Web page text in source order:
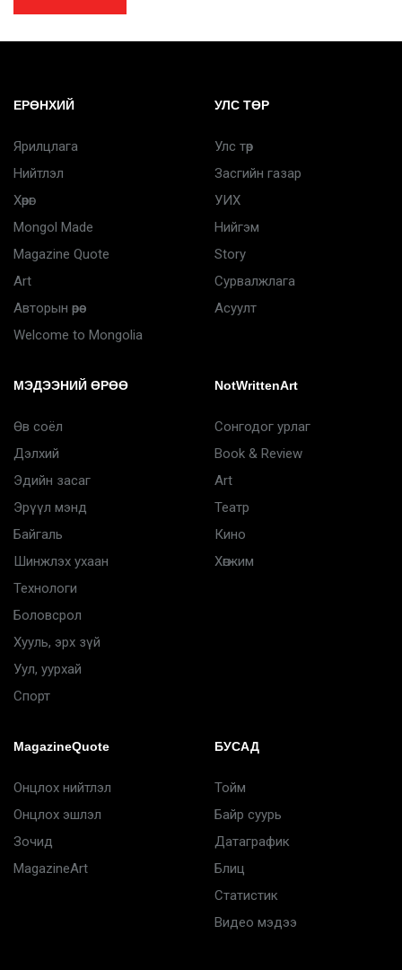
ЕРӨНХИЙ
Ярилцлага
Нийтлэл
Хөрөг
Mongol Made
Magazine Quote
Art
Авторын өрөө
Welcome to Mongolia
УЛС ТӨР
Улс төр
Засгийн газар
УИХ
Нийгэм
Story
Сурвалжлага
Асуулт
МЭДЭЭНИЙ ӨРӨӨ
Өв соёл
Дэлхий
Эдийн засаг
Эрүүл мэнд
Байгаль
Шинжлэх ухаан
Технологи
Боловсрол
Хууль, эрх зүй
Уул, уурхай
Спорт
NotWrittenArt
Сонгодог урлаг
Book & Review
Art
Театр
Кино
Хөгжим
MagazineQuote
Онцлох нийтлэл
Онцлох эшлэл
Зочид
MagazineArt
БУСАД
Тойм
Байр суурь
Датаграфик
Блиц
Статистик
Видео мэдээ